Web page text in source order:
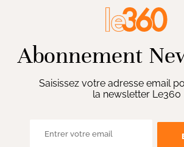
Abonnement
Saisissez votre adresse email
la newsletter Le360